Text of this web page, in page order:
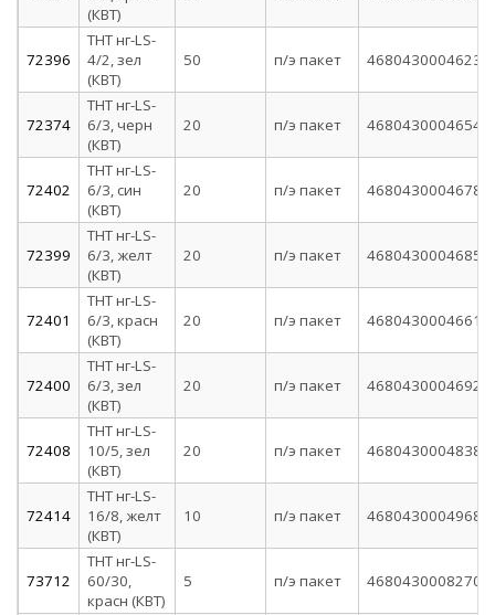
(КВТ)
72396
ТНТ нг-LS-
4/2, зел
(КВТ)
50 п/э пакет 4680430004623
72374
ТНТ нг-LS-
6/3, черн
(КВТ)
20 п/э пакет 4680430004654
72402
ТНТ нг-LS-
6/3, син
(КВТ)
20 п/э пакет 4680430004678
72399
ТНТ нг-LS-
6/3, желт
(КВТ)
20 п/э пакет 4680430004685
72401
ТНТ нг-LS-
6/3, красн
(КВТ)
20 п/э пакет 4680430004661
72400
ТНТ нг-LS-
6/3, зел
(КВТ)
20 п/э пакет 4680430004692
72408
ТНТ нг-LS-
10/5, зел
(КВТ)
20 п/э пакет 4680430004838
72414
ТНТ нг-LS-
16/8, желт
(КВТ)
10 п/э пакет 4680430004968
73712
ТНТ нг-LS-
60/30,
красн (КВТ)
5 п/э пакет 4680430008270